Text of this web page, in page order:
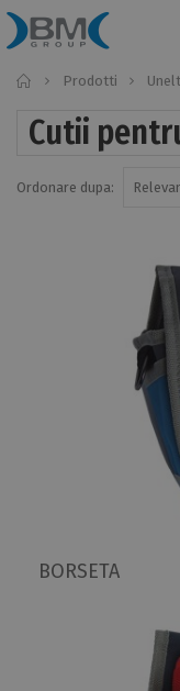
Home
Prodotti
Cutii
Ordonare dupa:
BORSETA